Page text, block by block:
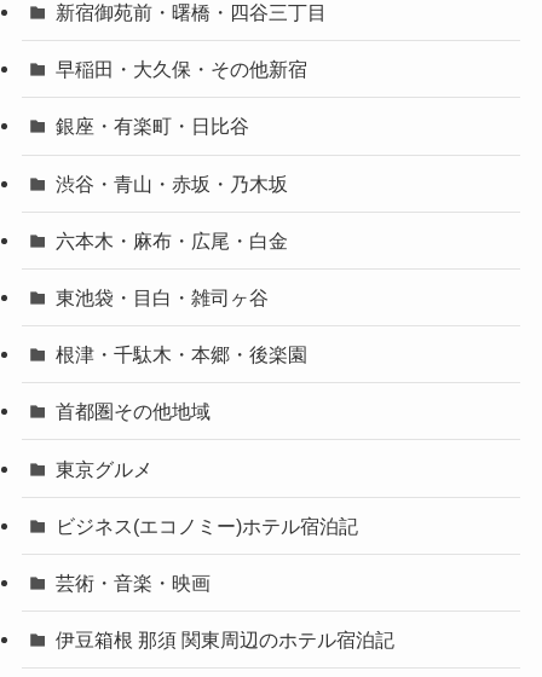
新宿御苑前・曙橋・四谷三丁目
早稲田・大久保・その他新宿
銀座・有楽町・日比谷
渋谷・青山・赤坂・乃木坂
六本木・麻布・広尾・白金
東池袋・目白・雑司ヶ谷
根津・千駄木・本郷・後楽園
首都圏その他地域
東京グルメ
ビジネス(エコノミー)ホテル宿泊記
芸術・音楽・映画
伊豆箱根 那須 関東周辺のホテル宿泊記